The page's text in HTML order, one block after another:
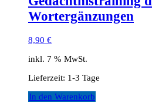
Wortergänzungen
8,90 €
inkl. 7 % MwSt.
Lieferzeit: 1-3 Tage
In den Warenkorb